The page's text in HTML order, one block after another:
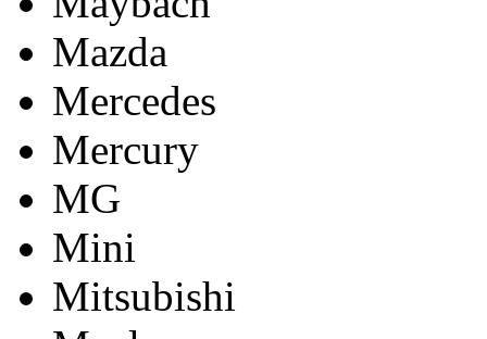
Mazda
Mercedes
Mercury
MG
Mini
Mitsubishi